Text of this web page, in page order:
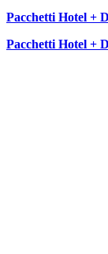
Pacchetti Hotel +
Pacchetti Hotel +